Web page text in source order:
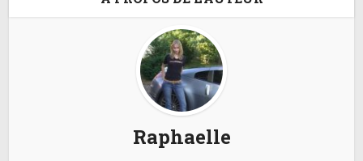
Raphaelle